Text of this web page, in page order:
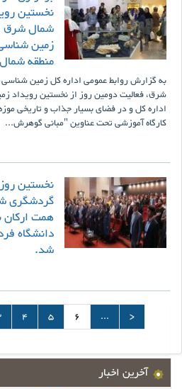
نخستین
شمال شرق
زمین
منطقه
به گزارش روابط عمومی اداره کل زمین
شرق، فعالیت دومین روز از نخستین رویداد
اداره کل و در فضای بسیار جذاب و تاریخی
کارگاه آموزشی تحت عناوین "مبانی گوهرش...
نخستین
گردشگری
همت ارکان
دانشگاه
شد.
4 5 6 ...
>
آخرین اخبار